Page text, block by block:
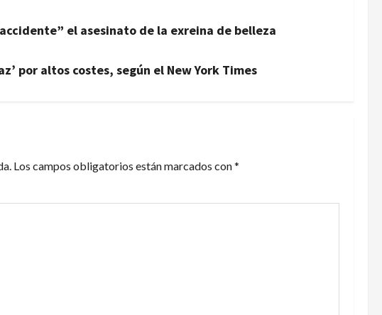
el asesinato de la exreina de belleza
por altos costes, según el New York Times
Los campos obligatorios están marcados con*